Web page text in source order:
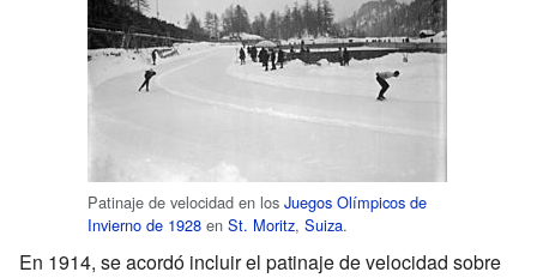
Patinaje de velocidad en los Juegos Olímpicos de
Invierno de 1928 en St. Moritz, Suiza.
En 1914, se acordó incluir el patinaje de velocidad sobre